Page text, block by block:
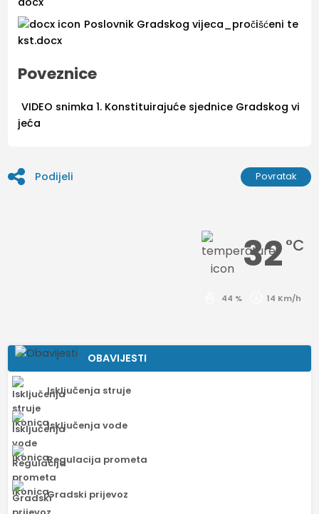
Poslovnik Gradskog vijeca_pročišćeni te
kst.docx
Poveznice
VIDEO snimka 1. Konstituirajuće sjednice Gradskog vi
jeća
Podijeli Povratak
32 °C
44 % 14 Km/h
OBAVIJESTI
Isključenja struje
Isključenja vode
Regulacija prometa
Gradski prijevoz